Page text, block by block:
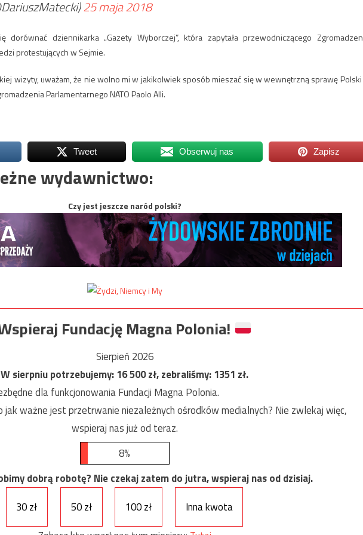
25 maja 2018
dorównać dziennikarka „Gazety Wyborczej”, która zapytała przewodniczącego
protestujących w Sejmie.
wizyty, uważam, że nie wolno mi w jakikolwiek sposób mieszać się w wewnętrzną sprawę
Parlamentarnego NATO Paolo Alli.
Tweet Obserwuj nas Zapisz
wydawnictwo:
Czy jest jeszcze naród polski?
Fundację Magna Polonia!
Sierpień 2026
W sierpniu potrzebujemy:16 500zł, zebraliśmy:1351 zł.
dla funkcjonowania Fundacji Magna Polonia.
ważne jest przetrwanie niezależnych ośrodków medialnych? Nie zwlekaj więc,
wspieraj nas już od teraz.
8%
dobrą robotę? Nie czekaj zatem do jutra, wspieraj nas od dzisiaj.
30 zł
50 zł 100 zł
Inna kwota